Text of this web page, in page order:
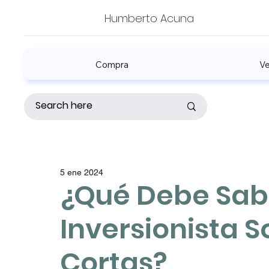
Humberto Acuna
Compra
¿Qué Debe
Inversionista
5 ene 2024